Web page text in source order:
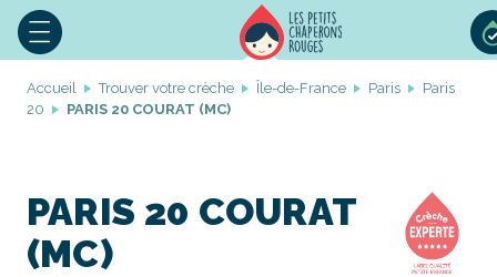
Accueil Trouver votre crèche Île-de-France Paris
Paris
20
PARIS 20 COURAT (MC)
PARIS 20 COURAT
(MC)